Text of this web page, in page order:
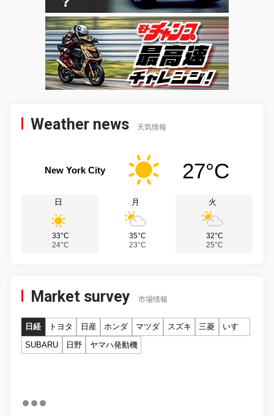
Weather news 天気情報
New York City 27°C
日
33°C
24°C
月
35°C
23°C
火
32°C
25°C
Market survey 市場情報
日経 トヨタ 日産 ホンダ マツダ スズキ 三菱
いすゞ
SUBARU
日野 ヤマハ発動機